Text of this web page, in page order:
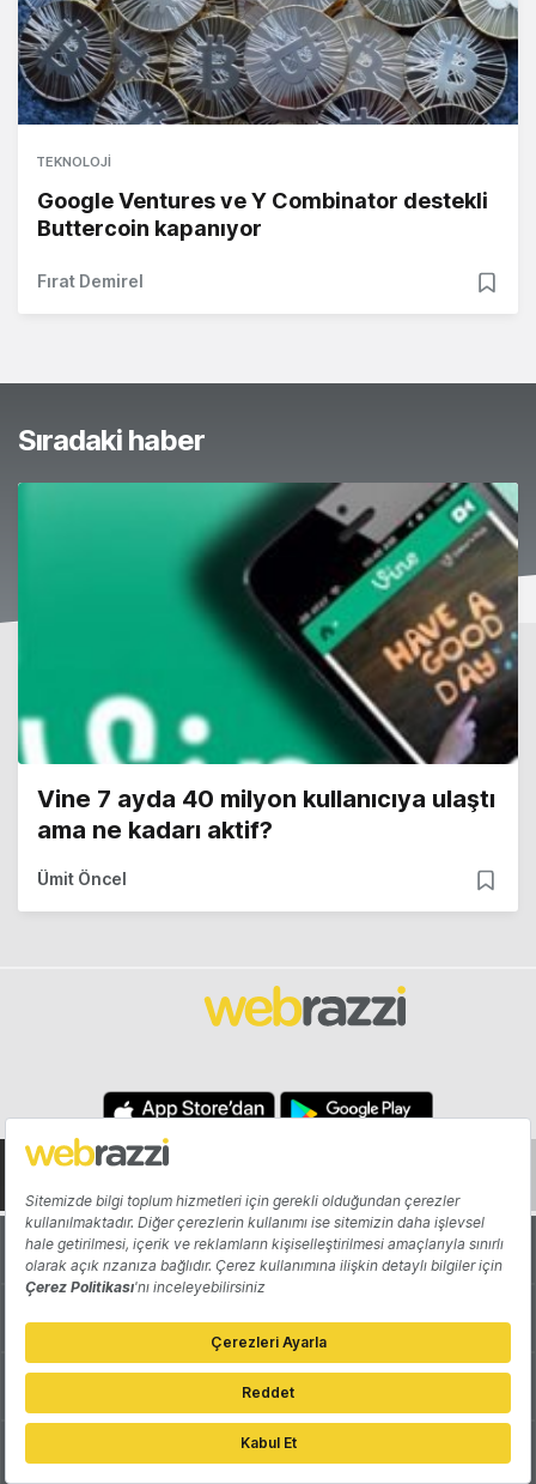
TEKNOLOJI
Google Ventures ve Y Combinator destekli
Buttercoin kapanıyor
Fırat Demirel
Sıradaki haber
Vine 7 ayda 40 milyon kullanıcıya ulaştı
ama ne kadarı aktif?
Ümit Öncel
Hakkında Yazarlar
Katkıda Bulun Reklam